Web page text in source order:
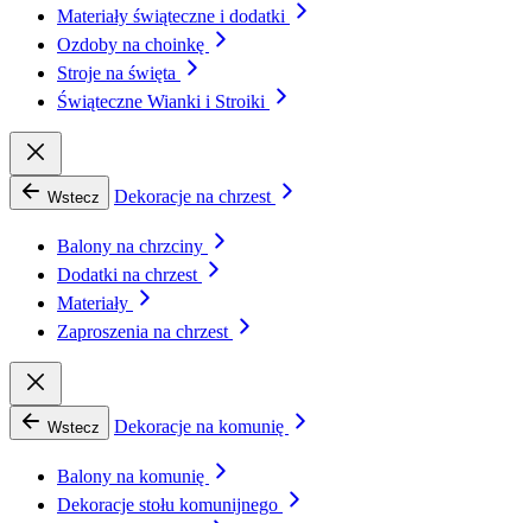
Materiały świąteczne i dodatki
Ozdoby na choinkę
Stroje na święta
Świąteczne Wianki i Stroiki
Wstecz Dekoracje na chrzest
Balony na chrzciny
Dodatki na chrzest
Materiały
Zaproszenia na chrzest
Wstecz Dekoracje na komunię
Balony na komunię
Dekoracje stołu komunijnego